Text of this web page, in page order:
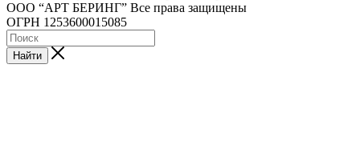
ООО “АРТ БЕРИНГ” Все права защищены
ОГРН 1253600015085
Найти